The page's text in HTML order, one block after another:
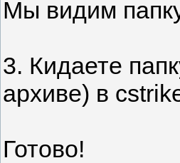
Мы видим
3. Кидаете
архиве) в
Готово!